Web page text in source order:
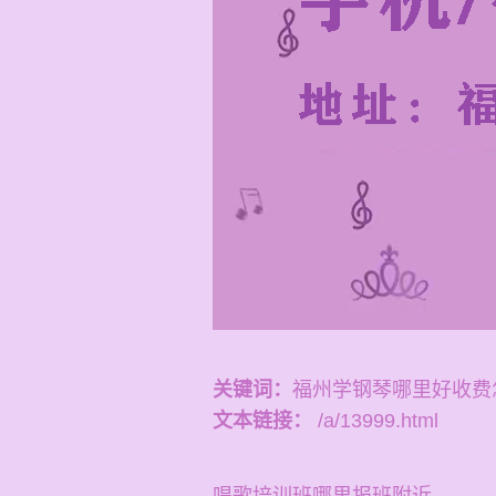
关键词： 福州学钢琴哪里好收
文本链接：
/a/13999.html